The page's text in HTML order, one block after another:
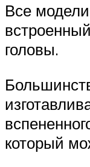
Все
головы.
который